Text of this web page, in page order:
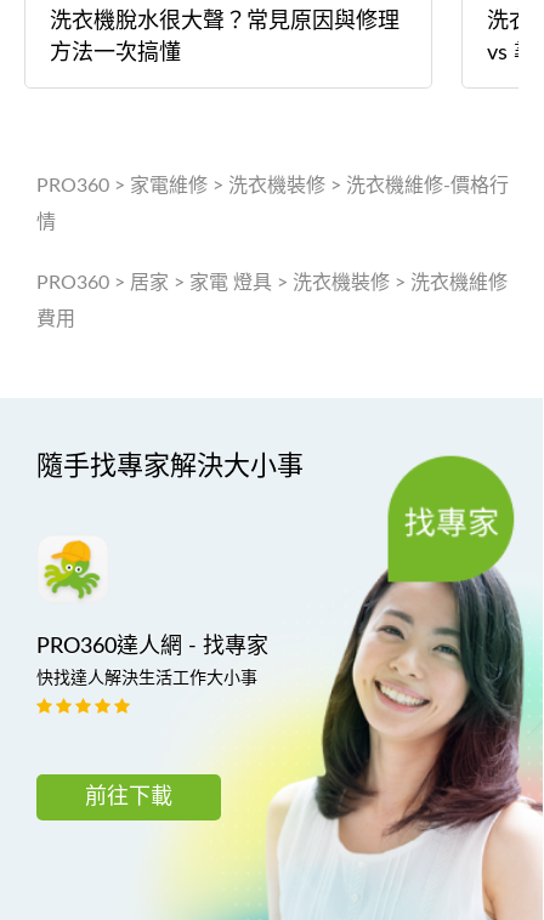
洗衣機脫水很大聲？常見原因與修理
方法一次搞懂
洗衣
vs 尋
PRO360 > 家電維修 > 洗衣機裝修 > 洗衣機維修-價格行
情
PRO360 > 居家 > 家電 燈具 > 洗衣機裝修 > 洗衣機維修
費用
隨手找專家解決大小事
PRO360達人網 - 找專家
快找達人解決生活工作大小事
前往下載